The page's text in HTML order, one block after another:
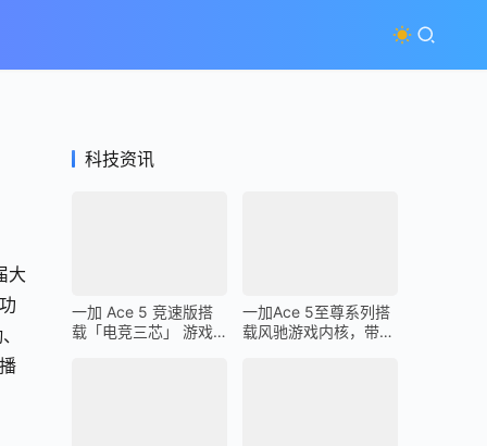
大
科技资讯
一加 Ace 5 竞速版搭
载「电竞三芯」 游戏
一加Ace 5至尊系列搭
载风驰游戏内核，带来